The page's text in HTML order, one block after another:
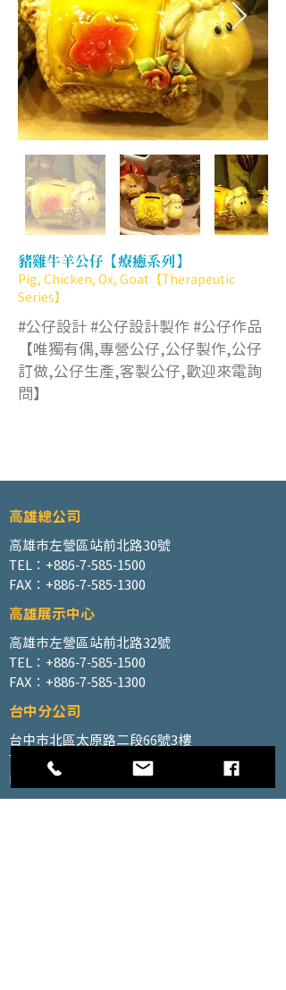
豬雞牛羊公仔【療癒系列】
Pig, Chicken, Ox, Goat【Therapeutic
Series】
#公仔設計 #公仔設計製作 #公仔作品
【唯獨有偶,專營公仔,公仔製作,公仔
訂做,公仔生產,客製公仔,歡迎來電詢
問】
高雄總公司
高雄市左營區站前北路30號
TEL：+886-7-585-1500
FAX：+886-7-585-1300
高雄展示中心
高雄市左營區站前北路32號
TEL：+886-7-585-1500
FAX：+886-7-585-1300
台中分公司
台中市北區太原路二段66號3樓
TEL：+886-4-2202-5660
FAX：+886-4-2206-3527